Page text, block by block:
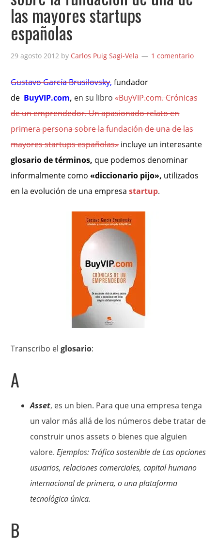
las mayores startups
españolas
29 agosto 2012 by Carlos Puig Sagi-Vela 1 comentario
Gustavo García Brusilovsky,fundador
de BuyVIP.com, en su libro«BuyVIP.com. Crónicas
de un emprendedor. Un apasionado relato en
primera persona sobre la fundación de una de las
mayores startups españolas»incluye un interesante
glosario de términos, que podemos denominar
informalmente como «diccionario pijo», utilizados
en la evolución de una empresastartup.
Transcribo elglosario:
A
Asset, es un bien. Para que una empresa tenga
un valor más allá de los números debe tratar de
construir unos assets o bienes que alguien
valore.Ejemplos: Tráfico sostenible de Las opciones
usuarios, relaciones comerciales, capital humano
internacional de primera, o una plataforma
tecnológica única.
B